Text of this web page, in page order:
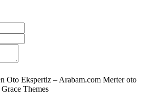
Oto Ekspertiz – Arabam.com Merter oto
Themes